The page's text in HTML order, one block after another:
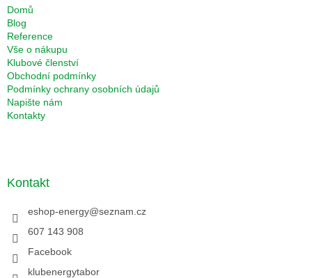
Domů
Blog
Reference
Vše o nákupu
Klubové členství
Obchodní podmínky
Podmínky ochrany osobních údajů
Napište nám
Kontakty
Kontakt
eshop-energy@seznam.cz
607 143 908
Facebook
klubenergytabor